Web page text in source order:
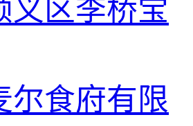
义区李桥宝
尔食府有限